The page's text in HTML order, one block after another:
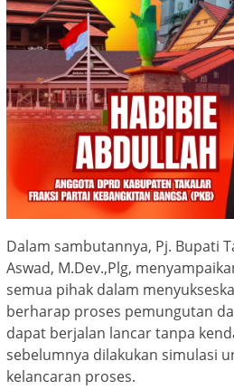
Dalam sambutannya, Pj. Bupati
Aswad, M.Dev.,Plg,
semua pihak dalam
berharap proses pemungutan
dapat berjalan lancar tanpa
sebelumnya dilakukan simulasi
kelancaran proses.